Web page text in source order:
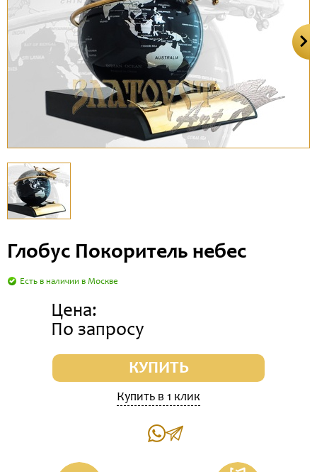
Глобус Покоритель небес
Есть в наличии в Москве
Цена:
По запросу
КУПИТЬ
Купить в 1 клик